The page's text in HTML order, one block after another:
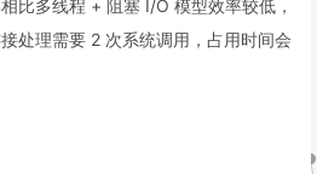
比多线程 + 阻塞 I/O 模型效率较低，
处理需要 2 次系统调用，占用时间会